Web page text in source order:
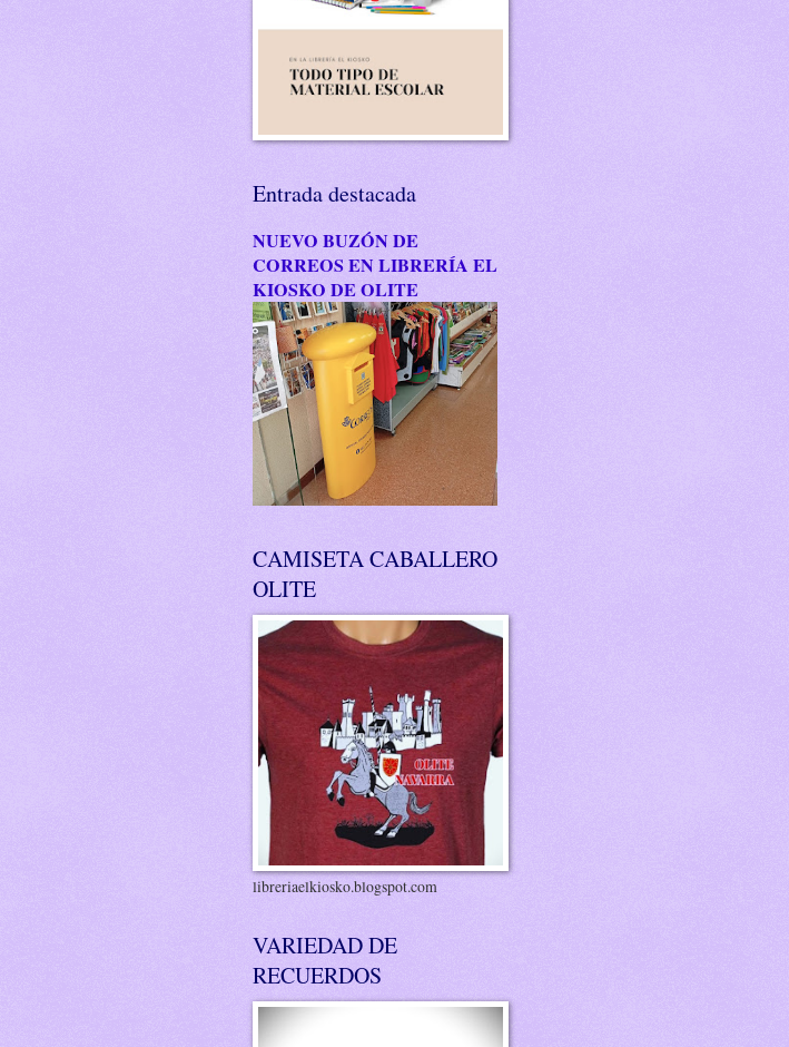
Entrada destacada
NUEVO BUZÓN DE
CORREOS EN LIBRERÍA EL
KIOSKO DE OLITE
CAMISETA CABALLERO
OLITE
libreriaelkiosko.blogspot.com
VARIEDAD DE
RECUERDOS